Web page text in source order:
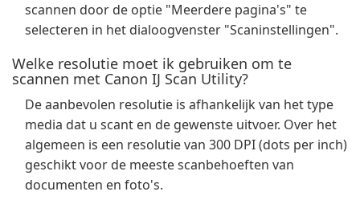
scannen door de optie "Meerdere pagina's" te
selecteren in het dialoogvenster "Scaninstellingen".
Welke resolutie moet ik gebruiken om te
scannen met Canon IJ Scan Utility?
De aanbevolen resolutie is afhankelijk van het type
media dat u scant en de gewenste uitvoer. Over het
algemeen is een resolutie van 300 DPI (dots per inch)
geschikt voor de meeste scanbehoeften van
documenten en foto's.